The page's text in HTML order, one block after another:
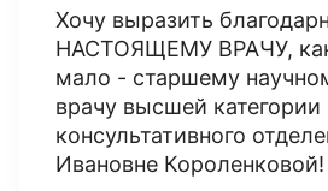
Хочу выразить
НАСТОЯЩЕМУ ВРАЧУ,
мало - старшему
врачу высшей
консультативного
Ивановне Короленковой!